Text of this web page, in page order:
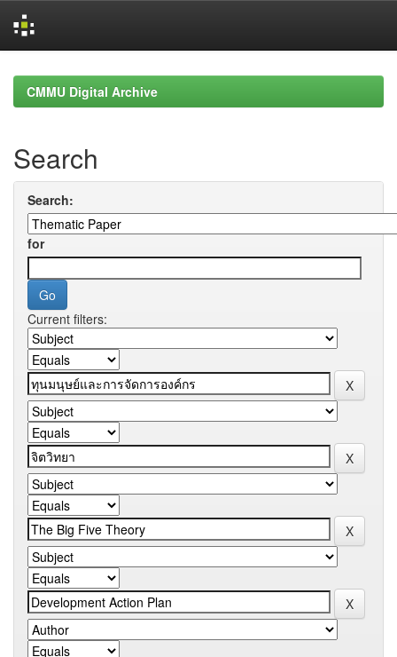
navigationCMMU Digital Archive
Search
Search:
for
Current filters: